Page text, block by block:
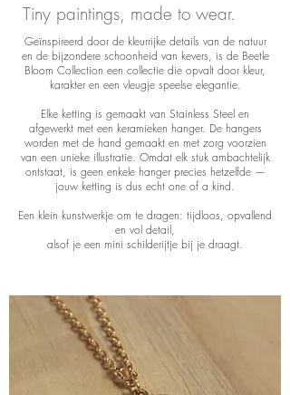
Tiny paintings, made to wear.
Geïnspireerd door de kleurrijke details van de natuur
en de bijzondere schoonheid van kevers, is de Beetle
Bloom Collection een collectie die opvalt door kleur,
karakter en een vleugje speelse elegantie.
Elke ketting is gemaakt van Stainless Steel en
afgewerkt met een keramieken hanger. De hangers
worden met de hand gemaakt en met zorg voorzien
van een unieke illustratie. Omdat elk stuk ambachtelijk
ontstaat, is geen enkele hanger precies hetzelfde —
jouw ketting is dus echt one of a kind.
Een klein kunstwerkje om te dragen: tijdloos, opvallend
en vol detail,
alsof je een mini schilderijtje bij je draagt.